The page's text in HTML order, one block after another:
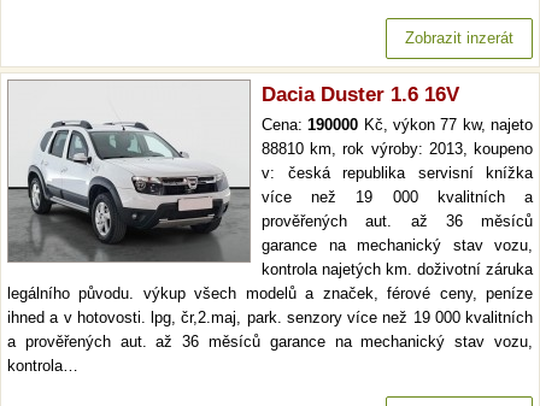
Zobrazit inzerát
Dacia Duster 1.6 16V
Cena:190000 Kč, výkon 77 kw, najeto
88810 km, rok výroby: 2013, koupeno
v: česká republika servisní knížka
více než 19 000 kvalitních a
prověřených aut. až 36 měsíců
garance na mechanický stav vozu,
kontrola najetých km. doživotní záruka
legálního původu. výkup všech modelů a značek, férové ceny, peníze
ihned a v hotovosti. lpg, čr,2.maj, park. senzory více než 19 000 kvalitních
a prověřených aut. až 36 měsíců garance na mechanický stav vozu,
kontrola…